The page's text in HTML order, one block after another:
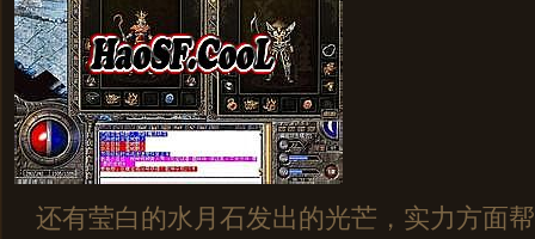
还有莹白的水月石发出的光芒，实力方面